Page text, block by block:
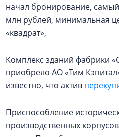
начал бронирование,
млн рублей, минимальная
«квадрат»,
Комплекс зданий фабрики
приобрело АО «Тим
известно, что актив
Приспособление
производственных